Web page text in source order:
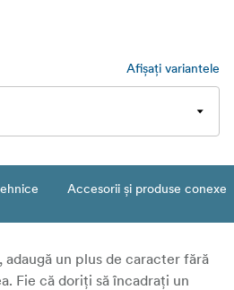
Afișați variantele
Accesorii și produse conexe
un plus de caracter fără
Fie că doriți să încadrați un